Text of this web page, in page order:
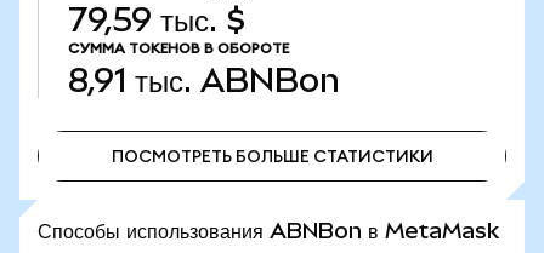
79,59 тыс. $
СУММА ТОКЕНОВ В ОБОРОТЕ
8,91 тыс. ABNBon
ПОСМОТРЕТЬ БОЛЬШЕ СТАТИСТИКИ
Способы использования ABNBon в MetaMask